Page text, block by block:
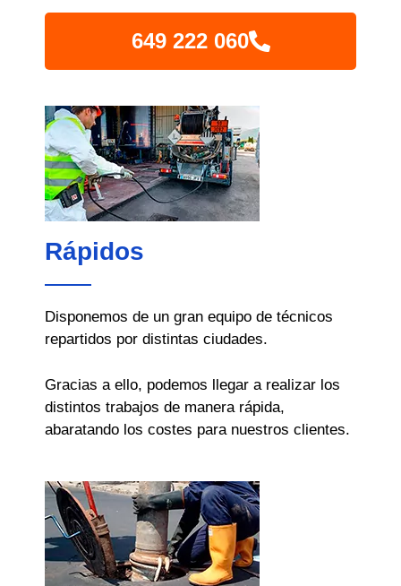
649 222 060
Rápidos
Disponemos de un gran equipo de técnicos
repartidos por distintas ciudades.
Gracias a ello, podemos llegar a realizar los
distintos trabajos de manera rápida,
abaratando los costes para nuestros clientes.